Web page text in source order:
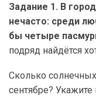
Задание 1. В
нечасто: среди
бы четыре
подряд найдётся
Сколько
сентябре?